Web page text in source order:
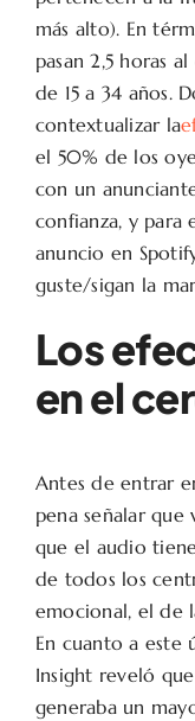
más alto). En
pasan 2,5 horas
de 15 a 34 años.
contextualizar la
el 50% de los
con un
confianza, y para
anuncio en
guste/sigan la
Los
en el
Antes de entrar
pena señalar
que el audio
de todos los
emocional, el de
En cuanto a este
Insight reveló
generaba un